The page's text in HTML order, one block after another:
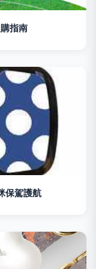
指南
保駕護航